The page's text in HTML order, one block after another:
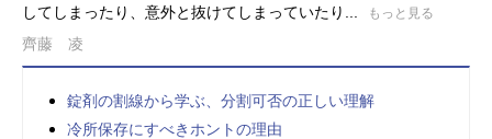
してしまったり、意外と抜けてしまっていたり...
もっと見る
齊藤 凌
錠剤の割線から学ぶ、分割可否の正しい理解
冷所保存にすべきホントの理由